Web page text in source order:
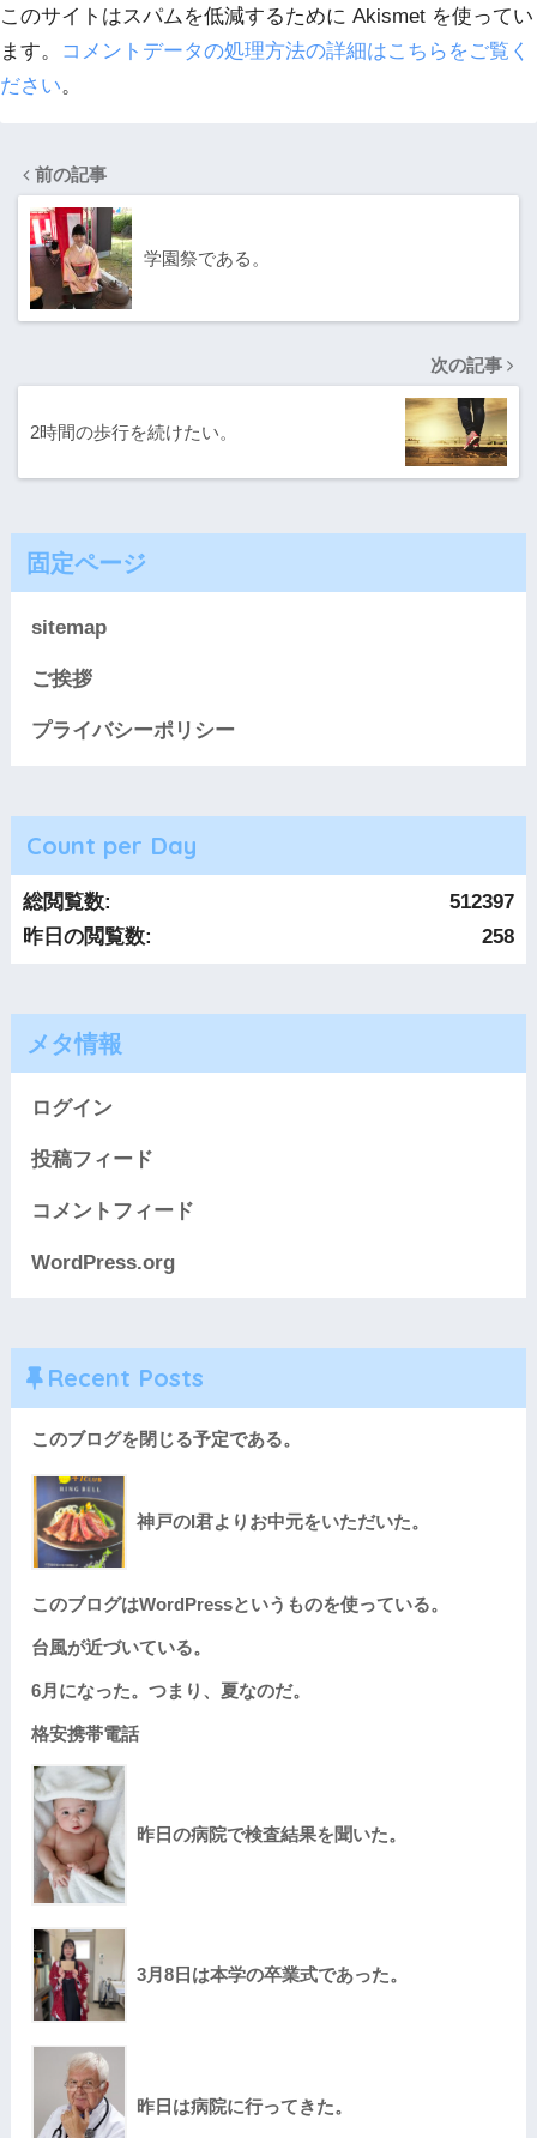
このサイトはスパムを低減するために Akismet を使ってい
ます。
コメントデータの処理方法の詳細はこちらをご覧く
ださい。
前の記事
学園祭である。
次の記事
2時間の歩行を続けたい。
固定ページ
sitemap
ご挨拶
プライバシーポリシー
Count per Day
512397
総閲覧数:
258
昨日の閲覧数:
メタ情報
ログイン
投稿フィード
コメントフィード
WordPress.org
Recent Posts
このブログを閉じる予定である。
神戸のI君よりお中元をいただいた。
このブログはWordPressというものを使っている。
台風が近づいている。
6月になった。つまり、夏なのだ。
格安携帯電話
昨日の病院で検査結果を聞いた。
3月8日は本学の卒業式であった。
昨日は病院に行ってきた。